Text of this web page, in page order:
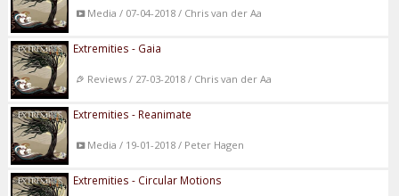
Media / 07-04-2018 / Chris van der Aa
Extremities - Gaia
Reviews / 27-03-2018 / Chris van der Aa
Extremities - Reanimate
Media / 19-01-2018 / Peter Hagen
Extremities - Circular Motions